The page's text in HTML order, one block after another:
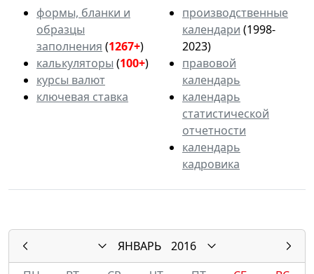
формы, бланки и
образцы
заполнения (1267+)
калькуляторы (100+)
курсы валют
ключевая ставка
производственные
календари (1998-
2023)
правовой
календарь
календарь
статистической
отчетности
календарь
кадровика
ЯНВАРЬ
2016